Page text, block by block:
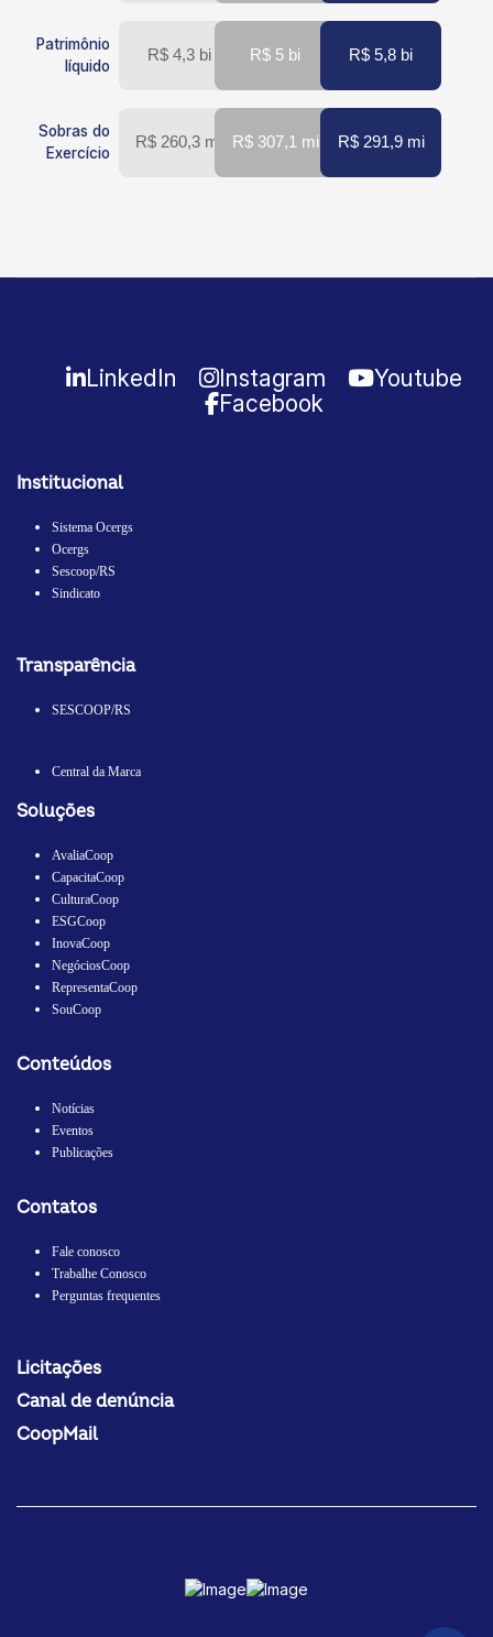
Patrimônio
líquido
R$ 4,3 bi R$ 5 bi R$ 5,8 bi
Sobras do
Exercício
R$ 260,3 mi R$ 307,1 mi R$ 291,9 mi
LinkedIn Instagram
Youtube
Facebook
Institucional
Sistema Ocergs
Ocergs
Sescoop/RS
Sindicato
Transparência
SESCOOP/RS
Central da Marca
Soluções
AvaliaCoop
CapacitaCoop
CulturaCoop
ESGCoop
InovaCoop
NegóciosCoop
RepresentaCoop
SouCoop
Conteúdos
Notícias
Eventos
Publicações
Contatos
Fale conosco
Trabalhe Conosco
Perguntas frequentes
Licitações
Canal de denúncia
CoopMail